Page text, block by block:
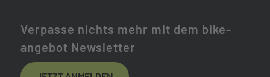
Verpasse nichts mehr mit dem bike-
angebot Newsletter